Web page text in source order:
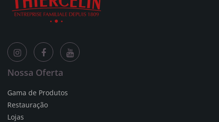
Nossa Oferta
Gama de Produtos
Restauração
Lojas